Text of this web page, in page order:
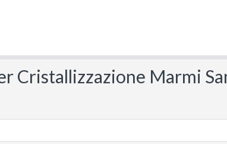
Cristallizzazione Marmi